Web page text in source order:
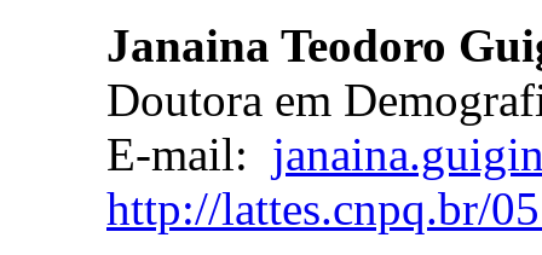
Janaina Teodoro
Doutora em
E-mail:
http://lattes.cnpq.br/